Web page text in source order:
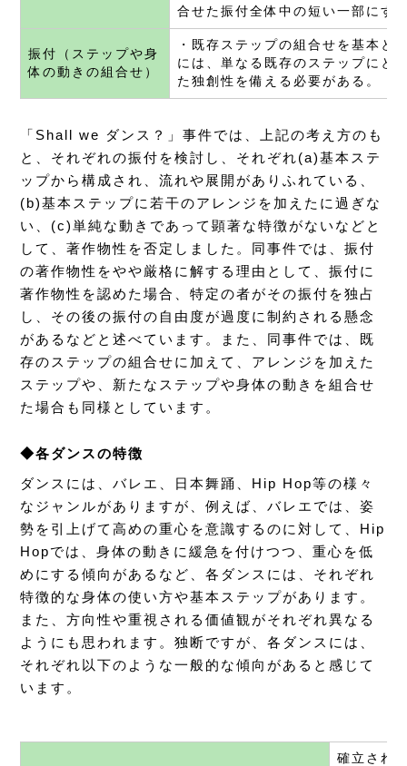
合せた振付全体中の短い一部にす
振付（ステップや身
体の動きの組合せ）
・既存ステップの組合せを基本と
には、単なる既存のステップにと
た独創性を備える必要がある。
「Shall we ダンス？」事件では、上記の考え方のも
と、それぞれの振付を検討し、それぞれ(a)基本ステ
ップから構成され、流れや展開がありふれている、
(b)基本ステップに若干のアレンジを加えたに過ぎな
い、(c)単純な動きであって顕著な特徴がないなどと
して、著作物性を否定しました。同事件では、振付
の著作物性をやや厳格に解する理由として、振付に
著作物性を認めた場合、特定の者がその振付を独占
し、その後の振付の自由度が過度に制約される懸念
があるなどと述べています。また、同事件では、既
存のステップの組合せに加えて、アレンジを加えた
ステップや、新たなステップや身体の動きを組合せ
た場合も同様としています。
◆各ダンスの特徴
ダンスには、バレエ、日本舞踊、Hip Hop等の様々
なジャンルがありますが、例えば、バレエでは、姿
勢を引上げて高めの重心を意識するのに対して、Hip
Hopでは、身体の動きに緩急を付けつつ、重心を低
めにする傾向があるなど、各ダンスには、それぞれ
特徴的な身体の使い方や基本ステップがあります。
また、方向性や重視される価値観がそれぞれ異なる
ようにも思われます。独断ですが、各ダンスには、
それぞれ以下のような一般的な傾向があると感じて
います。
確立され